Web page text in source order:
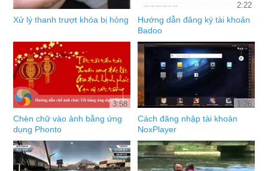
Xử lý thanh trượt khóa bị hỏng
2:22
Hướng dẫn đăng ký tài khoản
Badoo
3:58
Chèn chữ vào ảnh bằng ứng
dụng Phonto
1:26
Cách đăng nhập tài khoản
NoxPlayer